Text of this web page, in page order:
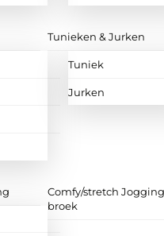
Tunieken & Jurken
Tuniek
Jurken
Comfy/stretch
broek